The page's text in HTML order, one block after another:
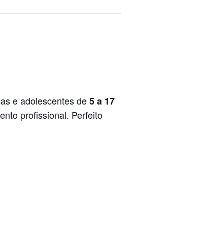
e adolescentes de5 a 17
profissional. Perfeito